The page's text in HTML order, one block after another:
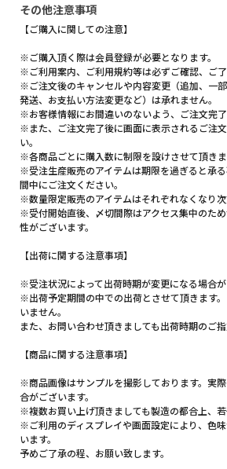
その他注意事項
【ご購入に関しての注意】
※ご購入頂く際は会員登録が必要となります。
※ご利用案内、ご利用規約等は必ずご確認、ご了
※ご注文後のキャンセルや内容変更（追加、一
発送、お支払い方法変更など）は承れません。
※お客様情報にお間違いのないよう、ご注文完了
※また、ご注文完了後に画面に表示されるご注
い。
※各商品ごとに購入数に制限を設けさせて頂きま
※受注生産販売のアイテムは期限を過ぎると承
間中にご注文ください。
※数量限定販売のアイテムはそれぞれなくなり次
※受付開始直後、〆切間際はアクセス集中のた
性がございます。
【出荷に関する注意事項】
※受注状況によって出荷時期が変更になる場合が
※出荷予定期間の中での出荷とさせて頂きます
いません。
また、お問い合わせ頂きましても出荷時期のご指
【商品に関する注意事項】
※商品画像はサンプルを撮影しております。実
合がございます。
※複数お買い上げ頂きましても製造の都合上、若
※ご利用のディスプレイや画面設定により、色
います。
予めご了承の程、お願い致します。